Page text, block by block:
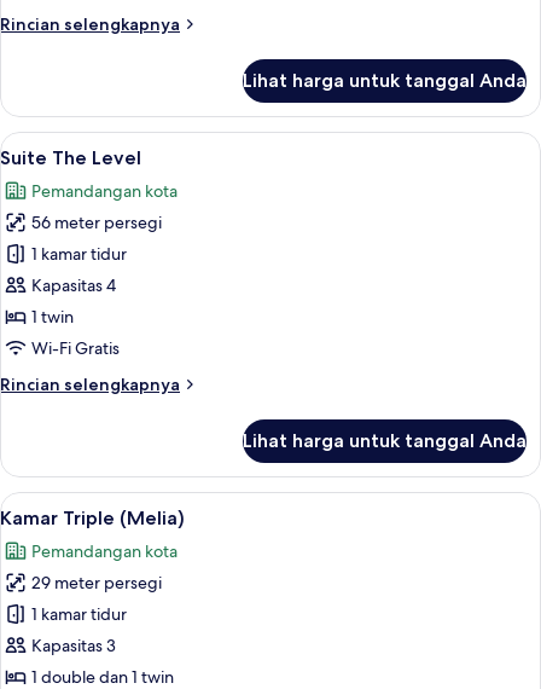
Rincian selengkapnya
Rincian
Melia
room
The
Lihat harga untuk tanggal Anda
Lihat
semua
foto
untuk
Suite
The
Level
Bantalan ekstra lembut, brankas,
12
Suite The Level
Pemandangan kota
56 meter persegi
1 kamar tidur
Kapasitas 4
1 twin
Wi-Fi Gratis
Rincian selengkapnya
Rincian
Suite
The
Level
Lihat harga untuk tanggal Anda
Lihat
semua
foto
untuk
Kamar
Triple
(Melia)
Kamar Triple (Melia) | Bantalan
5
Kamar Triple (Melia)
Pemandangan kota
29 meter persegi
1 kamar tidur
Kapasitas 3
1 double dan 1 twin